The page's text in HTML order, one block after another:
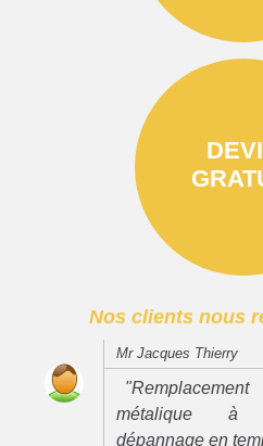
Nos clients nous
Mr Jacques Thierry
métalique à
dépannage en